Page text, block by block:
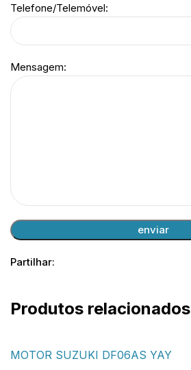
Telefone/Telemóvel:
Mensagem:
Partilhar:
Produtos relacionados
MOTOR SUZUKI DF06AS YAY